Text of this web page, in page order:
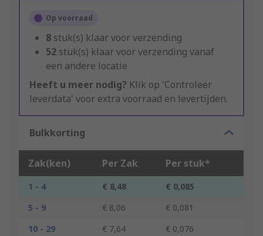
Op voorraad
8 stuk(s) klaar voor verzending
52 stuk(s) klaar voor verzending vanaf
een andere locatie
Heeft u meer nodig? Klik op 'Controleer
leverdata' voor extra voorraad en levertijden.
Bulkkorting
Zak(ken) Per Zak Per stuk*
1 - 4 € 8,48
€ 0,085
5 - 9
€ 8,06
€ 0,081
10 - 29
€ 7,64
€ 0,076